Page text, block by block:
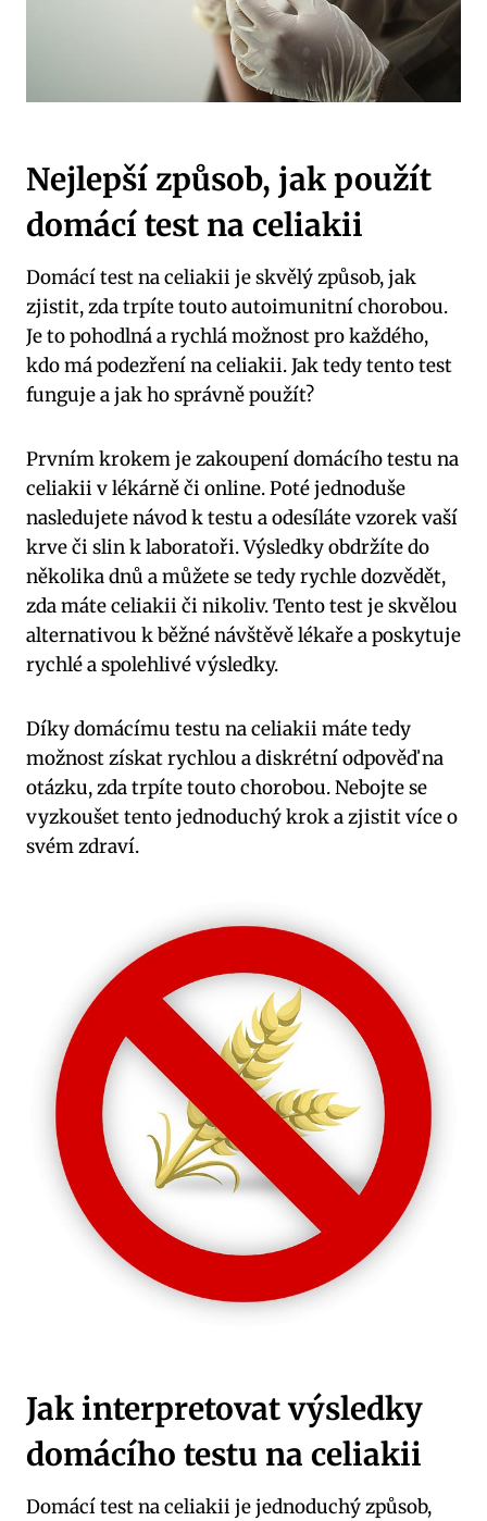
Nejlepší způsob, jak použít
domácí test na celiakii
Domácí test na celiakii je skvělý způsob, jak
zjistit, zda trpíte touto autoimunitní chorobou.
Je to pohodlná a rychlá možnost pro každého,
kdo má podezření na celiakii. Jak tedy tento test
funguje a jak ho správně použít?
Prvním krokem je zakoupení domácího testu na
celiakii v lékárně či online. Poté jednoduše
nasledujete návod k testu a odesíláte vzorek vaší
krve či slin k laboratoři. Výsledky obdržíte do
několika dnů a můžete se tedy rychle dozvědět,
zda máte celiakii či nikoliv. Tento test je skvělou
alternativou k běžné návštěvě lékaře a poskytuje
rychlé a spolehlivé výsledky.
Díky domácímu testu na celiakii máte tedy
možnost získat rychlou a diskrétní odpověď na
otázku, zda trpíte touto chorobou. Nebojte se
vyzkoušet tento jednoduchý krok a zjistit více o
svém zdraví.
Jak interpretovat výsledky
domácího testu na celiakii
Domácí test na celiakii je jednoduchý způsob,